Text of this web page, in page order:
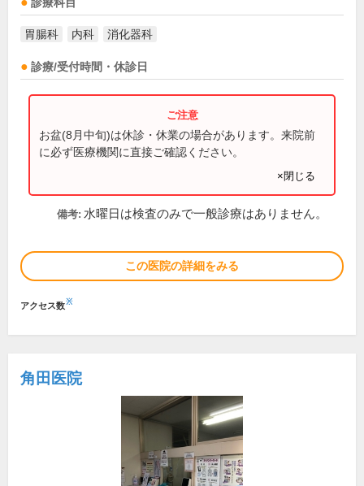
診療科目
胃腸科 内科 消化器科
診療/受付時間・休診日
お盆(8月中旬)は休診・休業の場合があります。来院前
に必ず医療機関に直接ご確認ください。
×閉じる
備考: 水曜日は検査のみで一般診療はありません。
この医院の詳細をみる
アクセス数※
角田医院